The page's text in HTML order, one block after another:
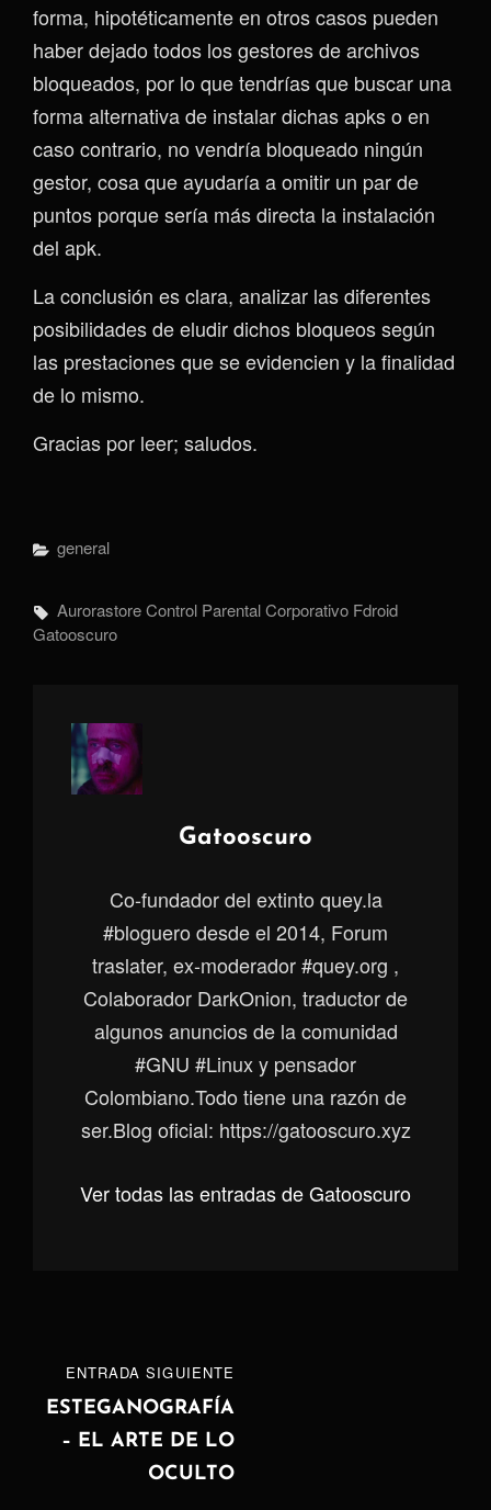
forma, hipotéticamente en otros casos pueden
haber dejado todos los gestores de archivos
bloqueados, por lo que tendrías que buscar una
forma alternativa de instalar dichas apks o en
caso contrario, no vendría bloqueado ningún
gestor, cosa que ayudaría a omitir un par de
puntos porque sería más directa la instalación
del apk.
La conclusión es clara, analizar las diferentes
posibilidades de eludir dichos bloqueos según
las prestaciones que se evidencien y la finalidad
de lo mismo.
Gracias por leer; saludos.
Categorías
General
Etiquetas,
AurorastoreControl ParentalCorporativo Fdroid
Gatooscuro
Autor:
Gatooscuro
Co-fundador del extinto quey.la
#bloguero desde el 2014, Forum
traslater, ex-moderador #quey.org ,
Colaborador DarkOnion, traductor de
algunos anuncios de la comunidad
#GNU #Linux y pensador
Colombiano.Todo tiene una razón de
ser.Blog oficial: https://gatooscuro.xyz
Ver todas las entradas de Gatooscuro
Navegación
de
entradas
ENTRADA
SIGUIENTE
ENTRADA SIGUIENTE
ESTEGANOGRAFÍA
– EL ARTE DE LO
OCULTO